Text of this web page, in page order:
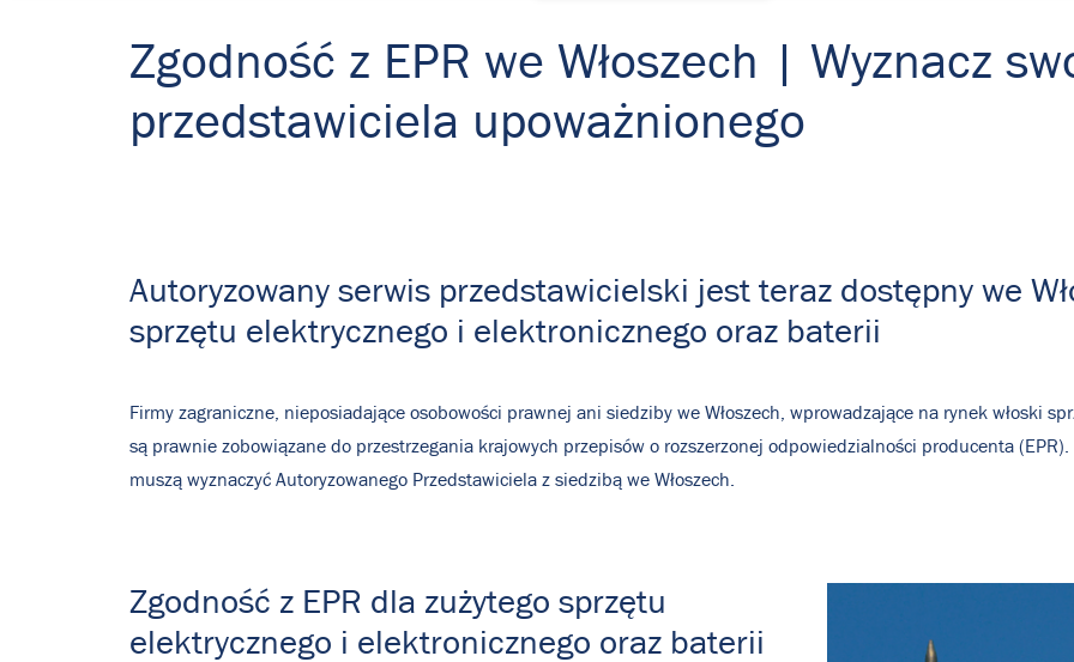
Zgodność z EPR we Włoszech | Wyznacz
przedstawiciela upoważnionego
Autoryzowany serwis przedstawicielski jest teraz dostępny we
sprzętu elektrycznego i elektronicznego oraz baterii
Firmy zagraniczne, nieposiadające osobowości prawnej ani siedziby we Włoszech, wprowadzające na rynek włoski
są prawnie zobowiązane do przestrzegania krajowych przepisów o rozszerzonej odpowiedzialności producenta (EPR).
muszą wyznaczyć Autoryzowanego Przedstawiciela z siedzibą we Włoszech.
Zgodność z EPR dla zużytego sprzętu
elektrycznego i elektronicznego oraz baterii